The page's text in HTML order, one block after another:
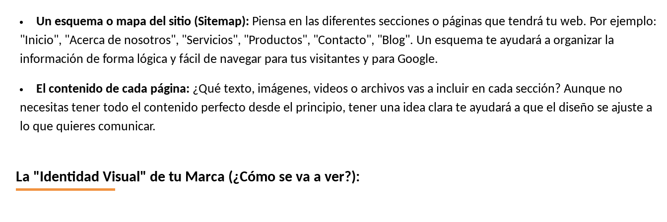
Un esquema o mapa del sitio (Sitemap): Piensa en las diferentes secciones o páginas que tendrá tu web. Por ejemplo:
"Inicio", "Acerca de nosotros", "Servicios", "Productos", "Contacto", "Blog". Un esquema te ayudará a organizar la
información de forma lógica y fácil de navegar para tus visitantes y para Google.
El contenido de cada página: ¿Qué texto, imágenes, videos o archivos vas a incluir en cada sección? Aunque no
necesitas tener todo el contenido perfecto desde el principio, tener una idea clara te ayudará a que el diseño se ajuste a
lo que quieres comunicar.
La "Identidad Visual" de tu Marca (¿Cómo se va a ver?):